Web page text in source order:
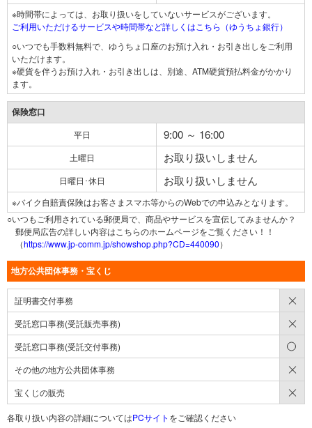
※時間帯によっては、お取り扱いをしていないサービスがございます。
ご利用いただけるサービスや時間帯など詳しくはこちら（ゆうちょ銀行）
○いつでも手数料無料で、ゆうちょ口座のお預け入れ・お引き出しをご利用
いただけます。
※硬貨を伴うお預け入れ・お引き出しは、別途、ATM硬貨預払料金がかかり
ます。
保険窓口
平日 9:00 ～ 16:00
土曜日 お取り扱いしません
日曜日･休日 お取り扱いしません
※バイク自賠責保険はお客さまスマホ等からのWebでの申込みとなります。
○いつもご利用されている郵便局で、商品やサービスを宣伝してみませんか？
郵便局広告の詳しい内容はこちらのホームページをご覧ください！！
（https://www.jp-comm.jp/showshop.php?CD=440090）
地方公共団体事務・宝くじ
証明書交付事務
受託窓口事務(受託販売事務)
受託窓口事務(受託交付事務)
その他の地方公共団体事務
宝くじの販売
各取り扱い内容の詳細についてはPCサイト をご確認ください